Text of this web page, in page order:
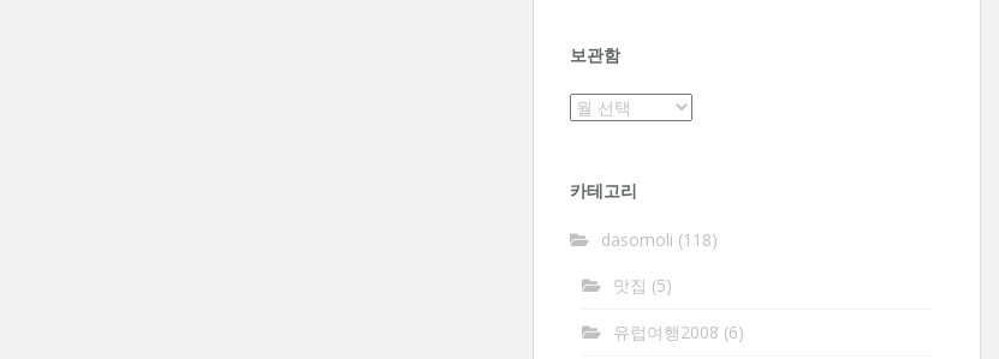
보관함
보
카테고리
dasomoli (118)
맛집 (5)
유럽여행2008 (6)